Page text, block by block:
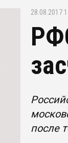
28.08.2017
после